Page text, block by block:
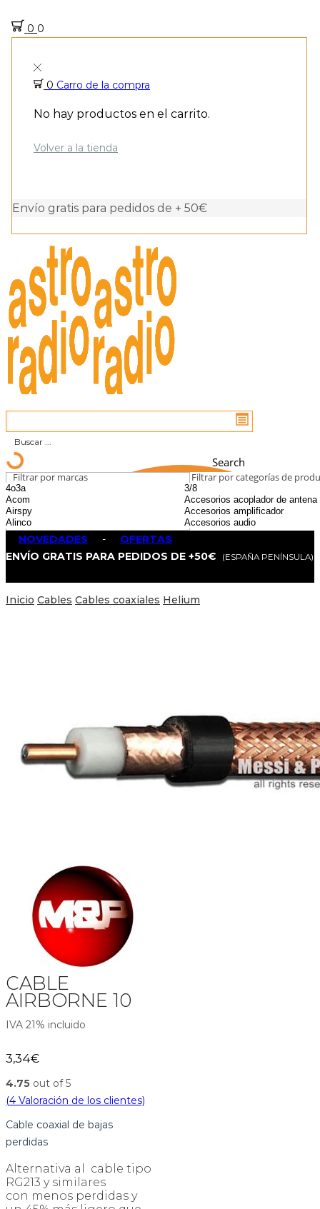
0 0
0 Carro de la compra
No hay productos en el carrito.
Volver a la tienda
Envío gratis para pedidos de + 50€
Search
Filtrar por marcas Filtrar por categorías de
NOVEDADES - OFERTAS
ENVÍO GRATIS PARA PEDIDOS DE +50€
(ESPAÑA PENÍNSULA)
Inicio Cables Cables coaxiales Helium
CABLE
AIRBORNE 10
IVA 21% incluido
3,34€
4.75 out of 5
(4 Valoración de los clientes)
Cable coaxial de bajas
perdidas
Alternativa al cable tipo
RG213 y similares
con menos perdidas y